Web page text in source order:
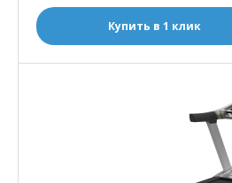
Купить в 1 клик